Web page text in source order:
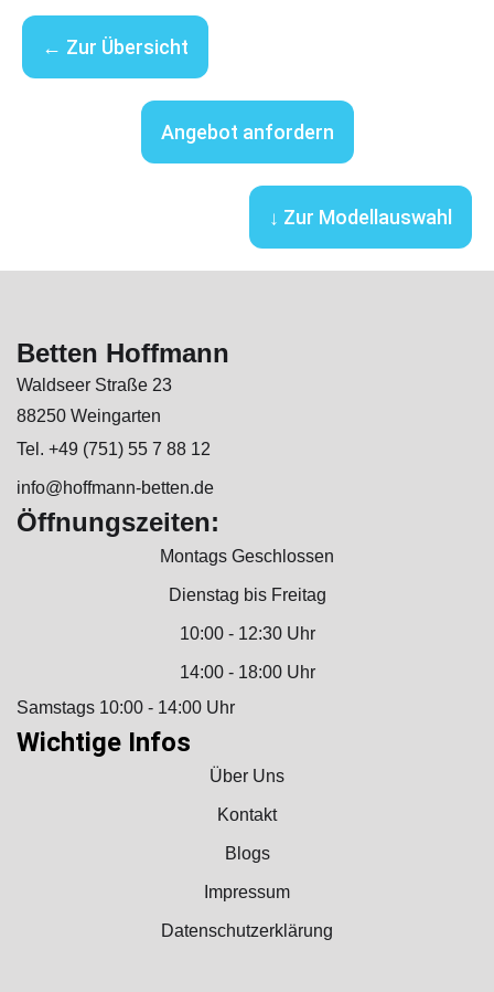
← Zur Übersicht
Angebot anfordern
↓ Zur Modellauswahl
Betten Hoffmann
Waldseer Straße 23
88250 Weingarten
Tel. +49 (751) 55 7 88 12
info@hoffmann-betten.de
Öffnungszeiten:
Montags Geschlossen
Dienstag bis Freitag
10:00 - 12:30 Uhr
14:00 - 18:00 Uhr
Samstags 10:00 - 14:00 Uhr
Wichtige Infos
Über Uns
Kontakt
Blogs
Impressum
Datenschutzerklärung